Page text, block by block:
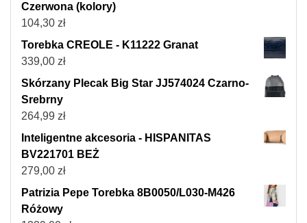
Czerwona (kolory)
104,30 zł
Torebka CREOLE - K11222 Granat
339,00 zł
Skórzany Plecak Big Star JJ574024 Czarno-
Srebrny
264,99 zł
Inteligentne akcesoria - HISPANITAS
BV221701 BEŻ
279,00 zł
Patrizia Pepe Torebka 8B0050/L030-M426
Różowy